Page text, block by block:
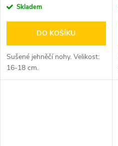
cena:Skladem
DO KOŠÍKU
Sušené jehněčí nohy. Velikost:
16-18 cm.